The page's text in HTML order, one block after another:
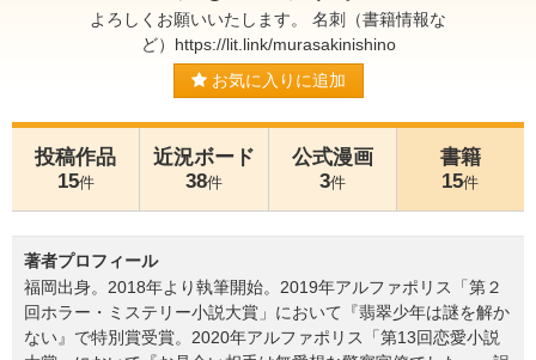
よろしくお願いいたします。 名刺（書籍情報な
ど）https://lit.link/murasakinishino
お気に入りに追加
投稿作品
15件
近況ボード
38件
公式漫画
3件
書籍
15件
著者プロフィール
福岡出身。2018年より執筆開始。2019年アルファポリス「第２
回ホラー・ミステリー小説大賞」において『翡翠少年は謎を解か
ない』で特別賞受賞。2020年アルファポリス「第13回恋愛小説